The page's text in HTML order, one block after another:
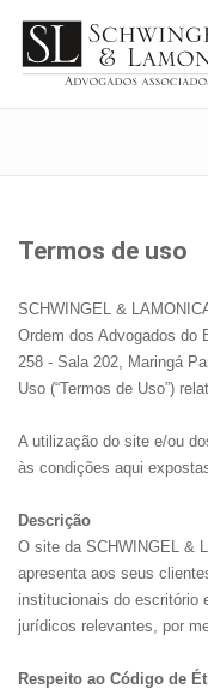
Termos de uso
SCHWINGEL &
Ordem dos Advogados do
258 - Sala 202, Maringá
Uso (“Termos de Uso”)
A utilização do site e/ou
às condições aqui
Descrição
O site da SCHWINGEL &
apresenta aos seus
institucionais do escritório
jurídicos relevantes, por
Respeito ao Código de